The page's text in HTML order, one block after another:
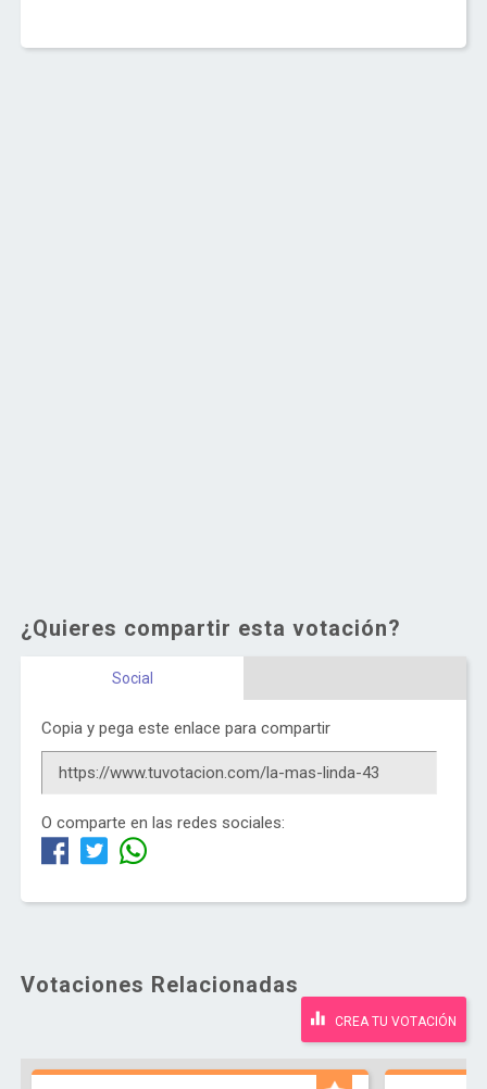
¿Quieres compartir esta votación?
Social
Copia y pega este enlace para compartir
O comparte en las redes sociales:
Votaciones Relacionadas
CREA TU VOTACIÓN